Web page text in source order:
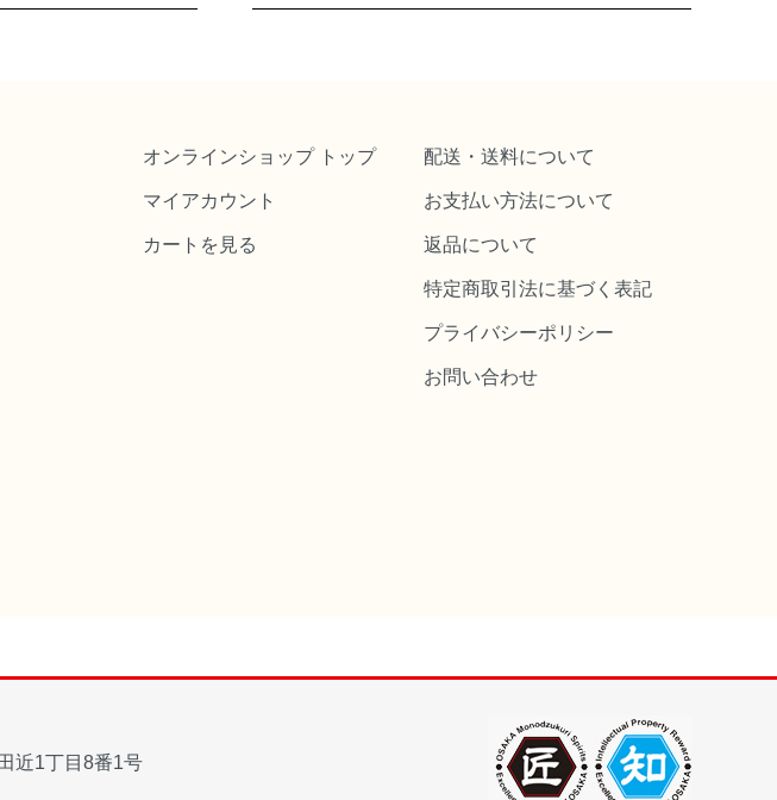
オンラインショップ トップ
マイアカウント
カートを見る
配送・送料について
お支払い方法について
返品について
特定商取引法に基づく表記
プライバシーポリシー
お問い合わせ
近1丁目8番1号